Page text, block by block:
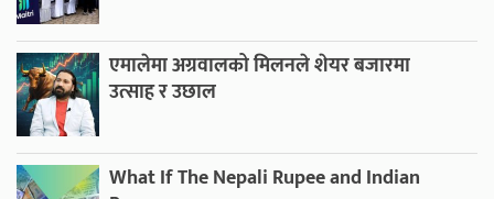
एमालेमा अग्रवालको मिलनले शेयर बजारमा
उत्साह र उछाल
What If The Nepali Rupee and Indian